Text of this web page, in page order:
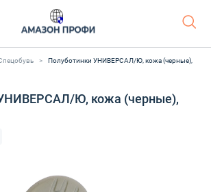
>
Полуботинки УНИВЕРСАЛ/Ю, кожа (черные),
Ю, кожа (черные),